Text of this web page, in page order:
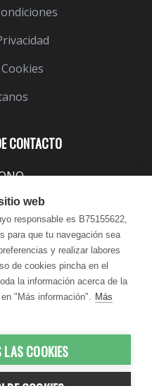
CONTACTO
- 18:30
17:30
LindaVita - Todos los
web
responsable es B75155622,
para que tu navegación sea
y realizar labores
de cookies pincha en el
la información acerca de la
"Más información". Más
COOKIES